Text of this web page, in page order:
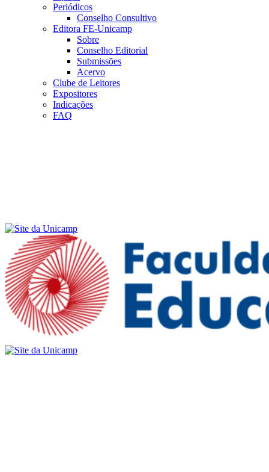
Periódicos
Conselho Consultivo
Editora FE-Unicamp
Sobre
Conselho Editorial
Submissões
Acervo
Clube de Leitores
Expositores
Indicações
FAQ